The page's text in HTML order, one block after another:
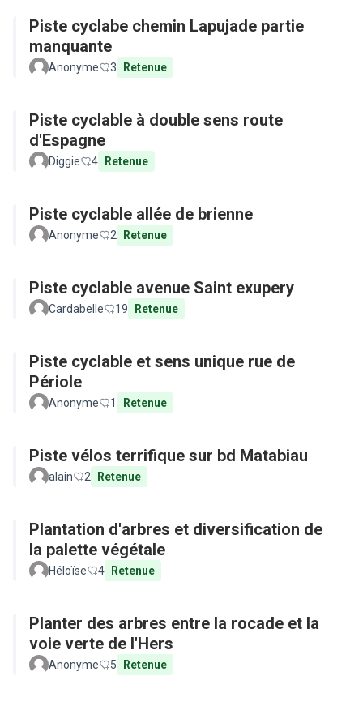
Piste cyclabe chemin Lapujade partie
manquante
Anonyme 3 Retenue
Piste cyclable à double sens route
d'Espagne
Diggie 4 Retenue
Piste cyclable allée de brienne
Anonyme 2 Retenue
Piste cyclable avenue Saint exupery
Cardabelle 19 Retenue
Piste cyclable et sens unique rue de
Périole
Anonyme 1 Retenue
Piste vélos terrifique sur bd Matabiau
alain 2 Retenue
Plantation d'arbres et diversification de
la palette végétale
Héloïse 4 Retenue
Planter des arbres entre la rocade et la
voie verte de l'Hers
Anonyme 5 Retenue